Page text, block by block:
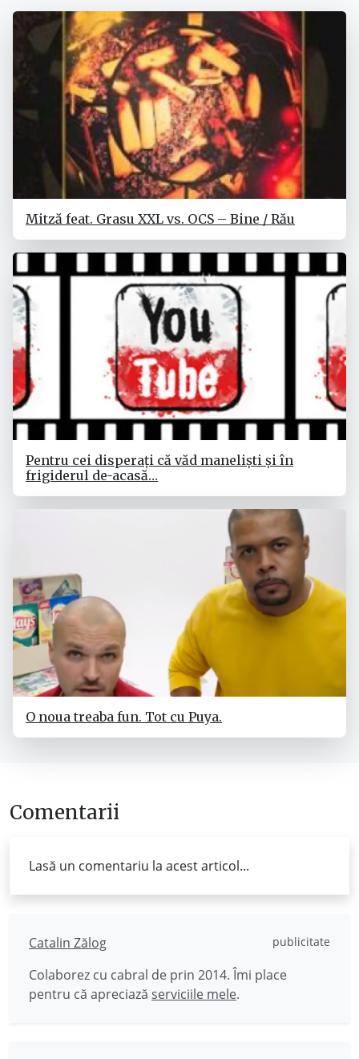
Mitză feat. Grasu XXL vs. OCS – Bine / Rău
Pentru cei disperați că văd maneliști și în
frigiderul de-acasă…
O noua treaba fun. Tot cu Puya.
Comentarii
Lasă un comentariu la acest articol...
Catalin Zălog publicitate
Colaborez cu cabral de prin 2014. Îmi place
pentru că apreciază serviciile mele.